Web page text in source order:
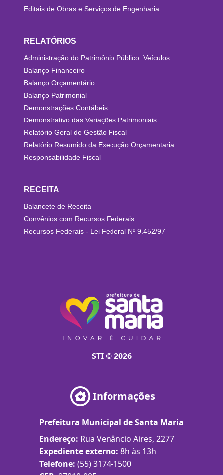
Editais de Obras e Serviços de Engenharia
RELATÓRIOS
Administração do Patrimônio Público: Veículos
Balanço Financeiro
Balanço Orçamentário
Balanço Patrimonial
Demonstrações Contábeis
Demonstrativo das Variações Patrimoniais
Relatório Geral de Gestão Fiscal
Relatório Resumido da Execução Orçamentaria
Responsabilidade Fiscal
RECEITA
Balancete de Receita
Convênios com Recursos Federais
Recursos Federais - Lei Federal Nº 9.452/97
STI © 2026
Informações
Prefeitura Municipal de Santa Maria
Endereço: Rua Venâncio Aires, 2277
Expediente externo: 8h às 13h
Telefone: (55) 3174-1500